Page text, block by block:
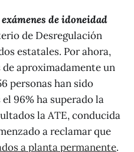
exámenes de idoneidad
de Desregulación
estatales. Por ahora,
aproximadamente un
personas han sido
96% ha superado la
la ATE, conducida
a reclamar que
a planta permanente.